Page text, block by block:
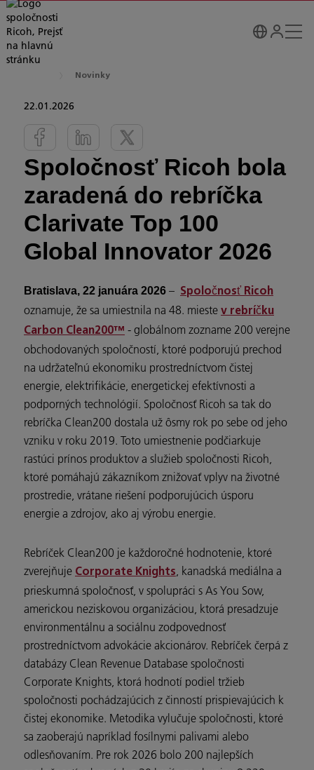
Novinky
22.01.2026
Spoločnosť Ricoh bola
zaradená do rebríčka
Clarivate Top 100
Global Innovator 2026
Bratislava, 22 januára 2026 – Spoločnosť Ricoh
oznamuje, že sa umiestnila na 48. mieste v rebríčku
Carbon Clean200™ - globálnom zozname 200 verejne
obchodovaných spoločností, ktoré podporujú prechod
na udržateľnú ekonomiku prostredníctvom čistej
energie, elektrifikácie, energetickej efektívnosti a
podporných technológií. Spoločnosť Ricoh sa tak do
rebríčka Clean200 dostala už ôsmy rok po sebe od jeho
vzniku v roku 2019. Toto umiestnenie podčiarkuje
rastúci prínos produktov a služieb spoločnosti Ricoh,
ktoré pomáhajú zákazníkom znižovať vplyv na životné
prostredie, vrátane riešení podporujúcich úsporu
energie a zdrojov, ako aj výrobu energie.
Rebríček Clean200 je každoročné hodnotenie, ktoré
zverejňuje Corporate Knights
, kanadská mediálna a
prieskumná spoločnosť, v spolupráci s As You Sow,
americkou neziskovou organizáciou, ktorá presadzuje
environmentálnu a sociálnu zodpovednosť
prostredníctvom advokácie akcionárov. Rebríček čerpá z
databázy Clean Revenue Database spoločnosti
Corporate Knights, ktorá hodnotí podiel tržieb
spoločnosti pochádzajúcich z činností prispievajúcich k
čistej ekonomike. Metodika vylučuje spoločnosti, ktoré
sa zaoberajú napríklad fosílnymi palivami alebo
odlesňovaním. Pre rok 2026 bolo 200 najlepších